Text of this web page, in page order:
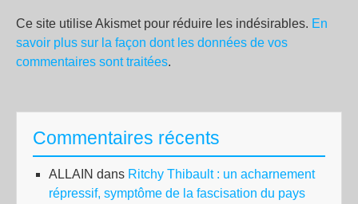
Ce site utilise Akismet pour réduire les indésirables. En
savoir plus sur la façon dont les données de vos
commentaires sont traitées.
Commentaires récents
ALLAIN dans Ritchy Thibault : un acharnement
répressif, symptôme de la fascisation du pays